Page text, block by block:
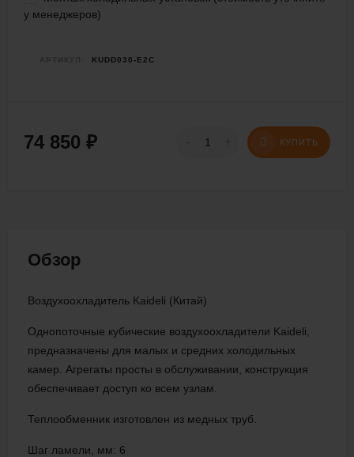
у менеджеров)
KUDD030-E2C
74 850 ₽ КУПИТЬ
Обзор
Воздухоохладитель Kaideli (Китай)
Однопоточные кубические воздухоохладители Kaideli,
предназначены для малых и средних холодильных
камер. Агрегаты просты в обслуживании, конструкция
обеспечивает доступ ко всем узлам.
Теплообменник изготовлен из медных труб.
Шаг ламели, мм: 6